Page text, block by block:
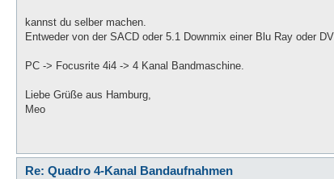
a
kannst du selber machen.
Entweder von der SACD oder 5.1 Downmix einer Blu Ray oder
PC -> Focusrite 4i4 -> 4 Kanal Bandmaschine.
Liebe Grüße aus Hamburg,
Meo
Re: Quadro 4-Kanal Bandaufnahmen